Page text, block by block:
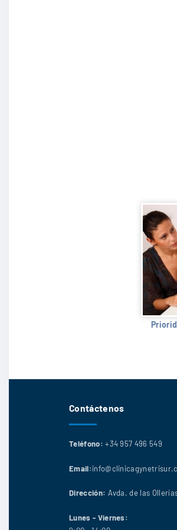
Contáctenos
Teléfono: +34 957 496 549
Email:
Dirección: Avda. de las
Lunes - Viernes: